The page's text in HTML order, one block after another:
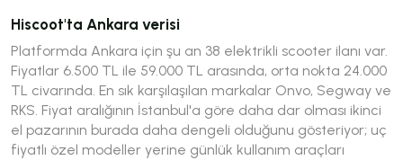
Hiscoot'ta Ankara verisi
Platformda Ankara için şu an 38 elektrikli scooter ilanı var.
Fiyatlar 6.500 TL ile 59.000 TL arasında, orta nokta 24.000
TL civarında. En sık karşılaşılan markalar Onvo, Segway ve
RKS. Fiyat aralığının İstanbul'a göre daha dar olması ikinci
el pazarının burada daha dengeli olduğunu gösteriyor; uç
fiyatlı özel modeller yerine günlük kullanım araçları